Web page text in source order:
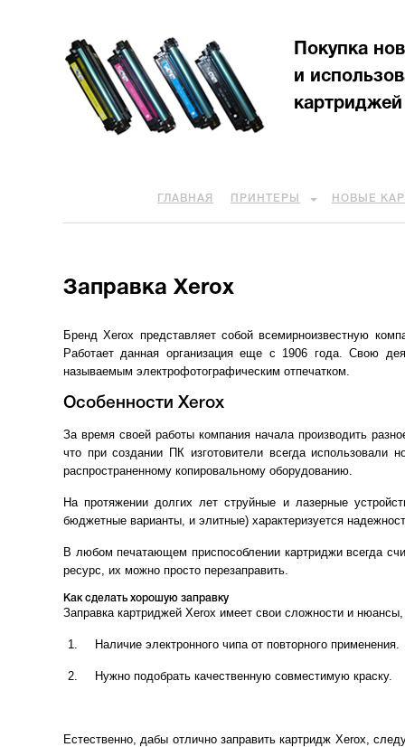
Покупка
и
картриджей
ГЛАВНАЯ ПРИНТЕРЫ НОВЫЕ
Заправка Xerox
Бренд Xerox представляет собой всемирноизвестную
Работает данная организация еще с 1906 года. Свою
называемым электрофотографическим отпечатком.
Особенности Xerox
За время своей работы компания начала производить
что при создании ПК изготовители всегда использовали
распространенному копировальному оборудованию.
На протяжении долгих лет струйные и лазерные
бюджетные варианты, и элитные) характеризуется
В любом печатающем приспособлении картриджи всегда
ресурс, их можно просто перезаправить.
Как сделать хорошую заправку
Заправка картриджей Xerox имеет свои сложности и
Наличие электронного чипа от повторного применения.
Нужно подобрать качественную совместимую краску.
Естественно, дабы отлично заправить картридж Xerox,